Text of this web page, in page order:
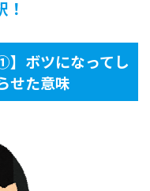
ボツになってし
せた意味